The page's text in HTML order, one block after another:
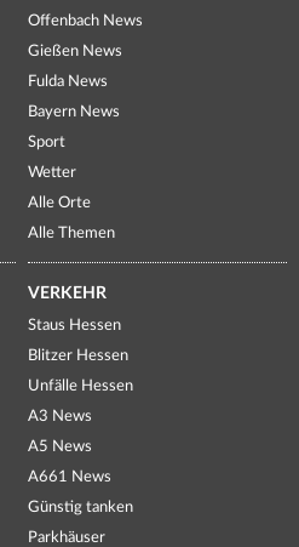
Offenbach News
Gießen News
Fulda News
Bayern News
Sport
Wetter
Alle Orte
Alle Themen
VERKEHR
Staus Hessen
Blitzer Hessen
Unfälle Hessen
A3 News
A5 News
A661 News
Günstig tanken
Parkhäuser